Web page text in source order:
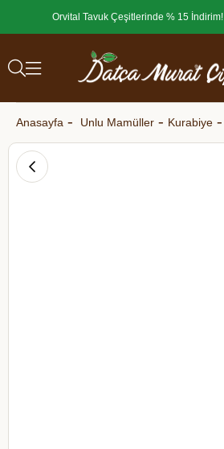
Orvital Tavuk Çeşitlerinde % 15 İndirim!
Anasayfa Unlu Mamüller Kurabiye